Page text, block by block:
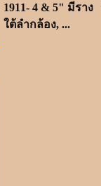
1911- 4 & 5" มีราง
ใต้ลำกล้อง, ...